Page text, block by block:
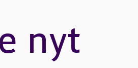
nyt